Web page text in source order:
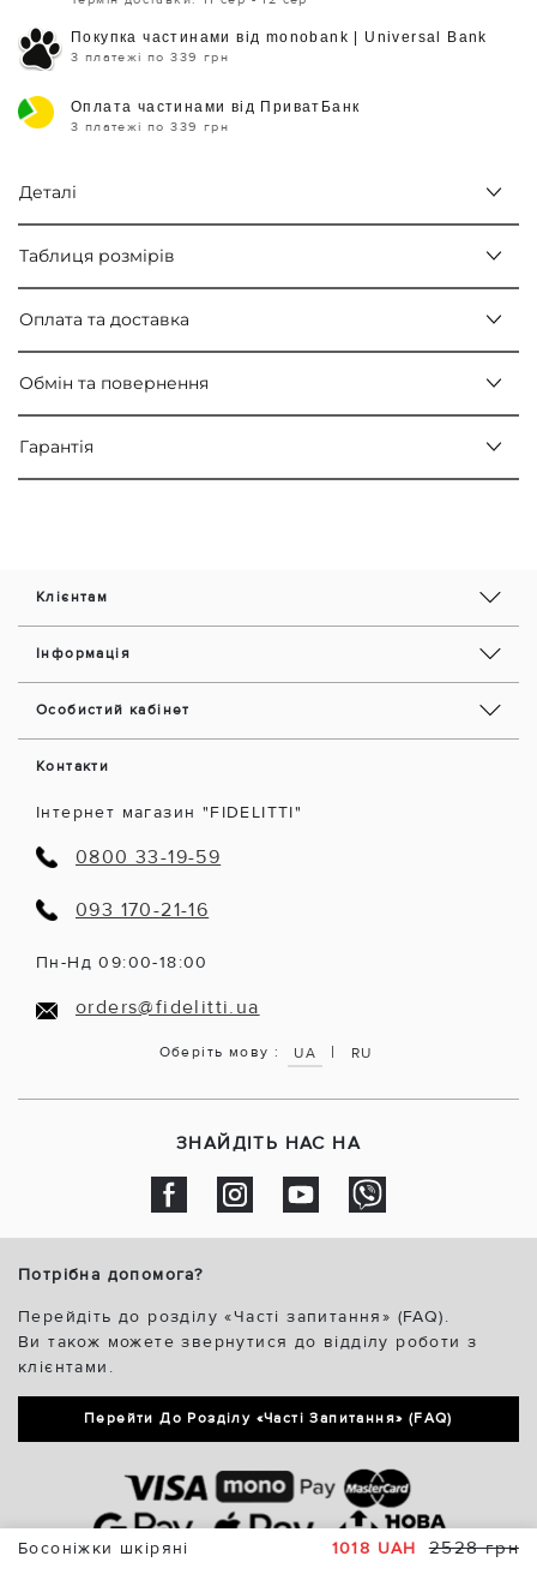
Босоніжки шкіряні 1018 UAH 2528 грн
Покупка частинами від monobank | Universal Bank
3 платежі по 339 грн
Оплата частинами від ПриватБанк
3 платежі по 339 грн
Деталі
Таблиця розмірів
Оплата та доставка
Обмін та повернення
Гарантія
Клієнтам
Інформація
Особистий кабінет
Контакти
Інтернет магазин "FIDELITTI"
0800 33-19-59
093 170-21-16
Пн-Нд 09:00-18:00
orders@fidelitti.ua
Оберіть мову : UA | RU
ЗНАЙДІТЬ НАС НА
Потрібна допомога?
Перейдіть до розділу «Часті запитання» (FAQ).
Ви також можете звернутися до відділу роботи з
клієнтами.
Перейти До Розділу «Часті Запитання» (FAQ)